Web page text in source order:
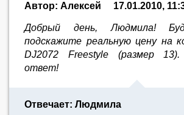
Автор: Алексей
17.01.2010,
Добрый день, Людмила!
подскажите реальную цену на
DJ2072 Freestyle (размер
ответ!
Отвечает: Людмила